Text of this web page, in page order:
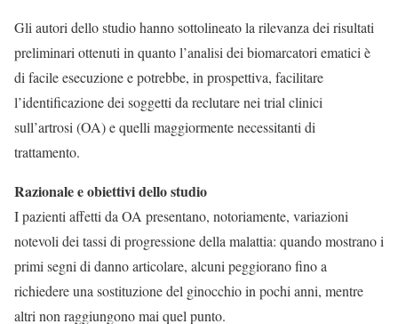
Gli autori dello studio hanno sottolineato la rilevanza dei risultati
preliminari ottenuti in quanto l’analisi dei biomarcatori ematici è
di facile esecuzione e potrebbe, in prospettiva, facilitare
l’identificazione dei soggetti da reclutare nei trial clinici
sull’artrosi (OA) e quelli maggiormente necessitanti di
trattamento.
Razionale e obiettivi dello studio
I pazienti affetti da OA presentano, notoriamente, variazioni
notevoli dei tassi di progressione della malattia: quando mostrano i
primi segni di danno articolare, alcuni peggiorano fino a
richiedere una sostituzione del ginocchio in pochi anni, mentre
altri non raggiungono mai quel punto.